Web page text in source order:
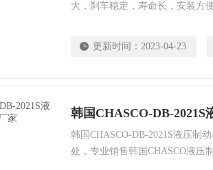
大，刹车稳定，寿命长，安装方便
更新时间： 2023-04-23
韩国CHASCO-DB-2021S
韩国CHASCO-DB-2021S液压制
处，专业销售韩国CHASCO液压